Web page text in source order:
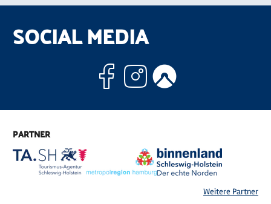
SOCIAL MEDIA
Facebook
Instagram
PARTNER
Weitere Partner